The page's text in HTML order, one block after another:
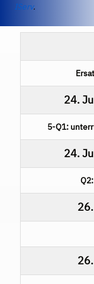
IServ.
24.
5-Q1:
24.